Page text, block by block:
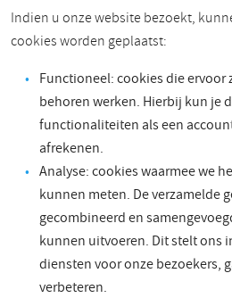
Indien u onze website bezoekt,
cookies worden geplaatst:
Functioneel: cookies die ervoor
behoren werken. Hierbij kun je
functionaliteiten als een
afrekenen.
Analyse: cookies waarmee we
kunnen meten. De verzamelde
gecombineerd en
kunnen uitvoeren. Dit stelt ons
diensten voor onze bezoekers,
verbeteren.